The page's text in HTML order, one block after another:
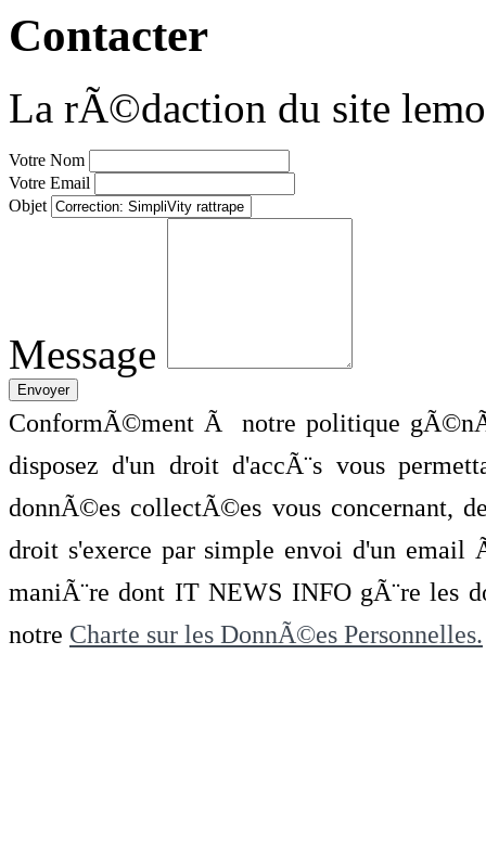
Contacter
La rÃ©daction du site
Votre Nom
Votre Email
Objet
Message
ConformÃ©ment Ã notre politique
disposez d'un droit d'accÃ¨s vous
donnÃ©es collectÃ©es vous concernant,
droit s'exerce par simple envoi d'un
maniÃ¨re dont IT NEWS INFO gÃ¨re les
notre Charte sur les DonnÃ©es Personnelles.